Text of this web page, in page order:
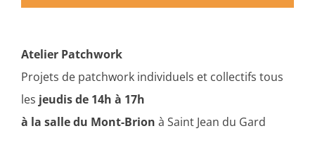
Atelier Patchwork
Projets de patchwork individuels et collectifs tous
les jeudis de 14h à 17h
à la salle du Mont-Brion à Saint Jean du Gard